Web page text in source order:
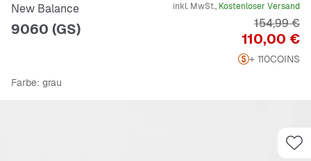
New Balance
9060 (GS)
inkl. MwSt., Kostenloser Versand
Preis
110,00 €
154,99 €
+ 110COINS
Farbe: grau